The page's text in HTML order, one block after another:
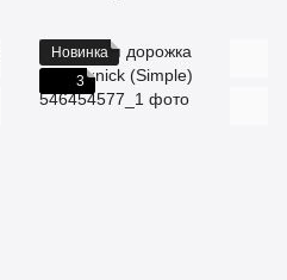
Новинка
3